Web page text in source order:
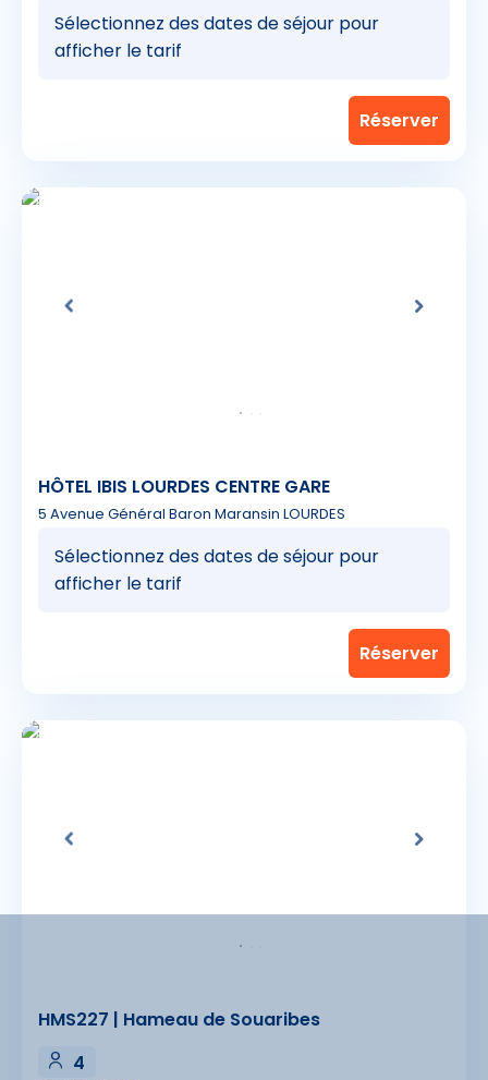
Sélectionnez des dates de séjour pour
afficher le tarif
HÔTEL IBIS LOURDES CENTRE GARE
5 Avenue Général Baron Maransin LOURDES
Sélectionnez des dates de séjour pour
afficher le tarif
HMS227 | Hameau de Souaribes
4